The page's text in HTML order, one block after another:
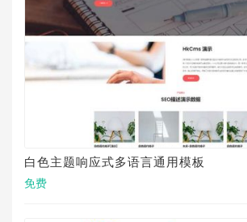
白色主题响应式多语言通用模板
免费